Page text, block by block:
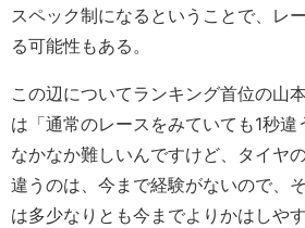
スペック制になるということで、レ
る可能性もある。
この辺についてランキング首位の山
は「通常のレースをみていても1秒
なかなか難しいんですけど、タイヤ
違うのは、今まで経験がないので、
は多少なりとも今までよりかはしや